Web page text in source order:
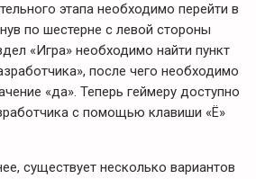
этапа необходимо перейти в
по шестерне с левой стороны
«Игра» необходимо найти пункт
после чего необходимо
«да». Теперь геймеру доступно
с помощью клавиши «Ё»
существует несколько вариантов